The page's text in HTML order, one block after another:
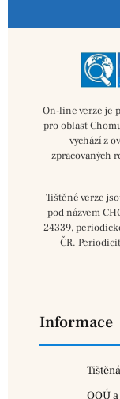
On-line verze je
pro oblast
vychází z
zpracovaných
Tištěné verze
pod názvem
24339,
ČR.
Informace
OOÚ